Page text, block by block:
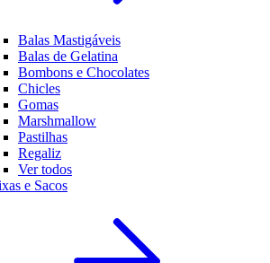
Balas Mastigáveis
Balas de Gelatina
Bombons e Chocolates
Chicles
Gomas
Marshmallow
Pastilhas
Regaliz
Ver todos
e Sacos